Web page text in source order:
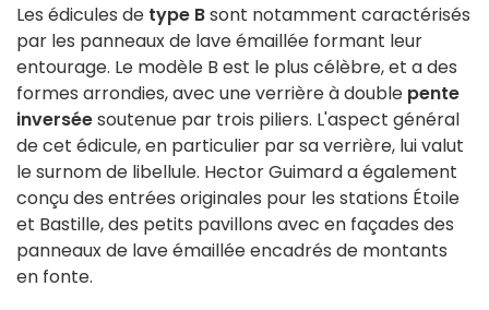
Les édicules de type Bsont notamment caractérisés
par les panneaux de lave émaillée formant leur
entourage. Le modèle B est le plus célèbre, et a des
formes arrondies, avec une verrière à double pente
inverséesoutenue par trois piliers. L'aspect général
de cet édicule, en particulier par sa verrière, lui valut
le surnom de libellule. Hector Guimard a également
conçu des entrées originales pour les stations Étoile
et Bastille, des petits pavillons avec en façades des
panneaux de lave émaillée encadrés de montants
en fonte.